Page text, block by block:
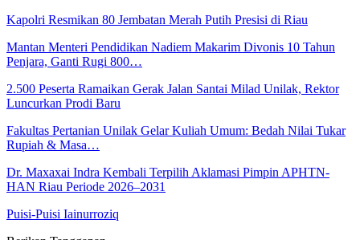
Kapolri Resmikan 80 Jembatan Merah Putih Presisi di Riau
Mantan Menteri Pendidikan Nadiem Makarim Divonis 10 Tahun
Penjara, Ganti Rugi 800…
2.500 Peserta Ramaikan Gerak Jalan Santai Milad Unilak, Rektor
Luncurkan Prodi Baru
Fakultas Pertanian Unilak Gelar Kuliah Umum: Bedah Nilai Tukar
Rupiah & Masa…
Dr. Maxaxai Indra Kembali Terpilih Aklamasi Pimpin APHTN-
HAN Riau Periode 2026–2031
Puisi-Puisi Iainurroziq